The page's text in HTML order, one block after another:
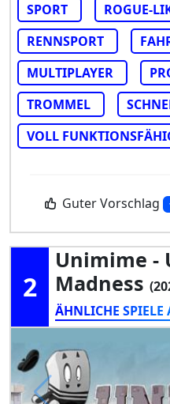
SPORT ROGUE-
RENNSPORT
MULTIPLAYER
TROMMEL
VOLL
Guter Vorschlag
2
Unimime -
Madness
ÄHNLICHE SPIELE